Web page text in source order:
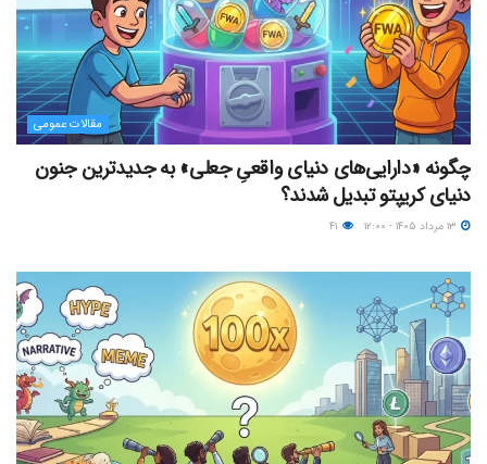
مقالات عمومی
چگونه «دارایی‌های دنیای واقعیِ جعلی» به جدیدترین جنون
دنیای کریپتو تبدیل شدند؟